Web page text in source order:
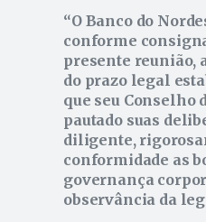
O Banco do
conforme
presente reunião,
do prazo legal
que seu Conselho
pautado suas
diligente,
conformidade as
governança
observância da